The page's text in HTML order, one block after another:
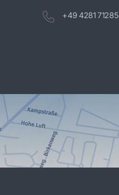
+49 4281 71285